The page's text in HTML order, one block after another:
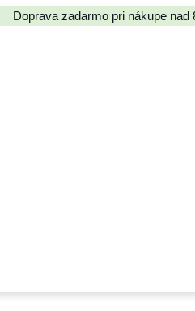
Doprava zadarmo pri nákupe nad